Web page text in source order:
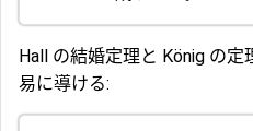
Hall の結婚定理と König の
易に導ける: